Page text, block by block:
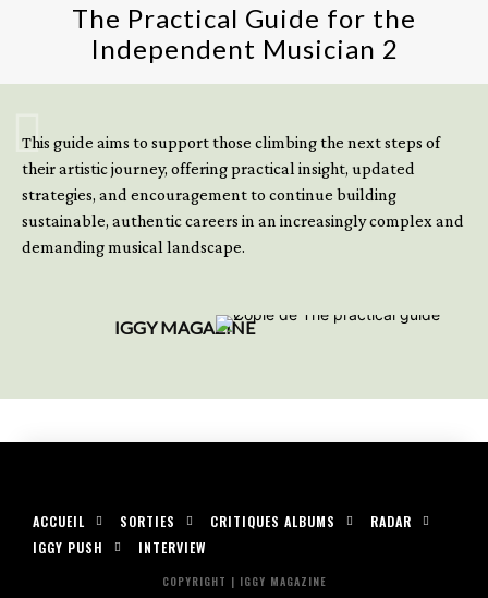
The Practical Guide for the
Independent Musician 2
This guide aims to support those climbing the next steps of
their artistic journey, offering practical insight, updated
strategies, and encouragement to continue building
sustainable, authentic careers in an increasingly complex and
demanding musical landscape.
IGGY MAGAZINE
ACCUEIL SORTIES CRITIQUES ALBUMS
RADAR
IGGY PUSH
INTERVIEW
COPYRIGHT | IGGY MAGAZINE